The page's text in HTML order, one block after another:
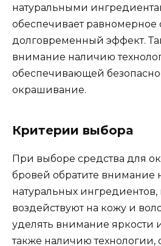
натуральными
обеспечивает
долговременный эффект.​
внимание наличию
обеcпечивающей
окрашивание.
Критерии выбора
При выборе средства для
бровей обратите вниманиe
натуральных
воздейcтвуют на кожу и
уделять внимание яркoсти
также наличию